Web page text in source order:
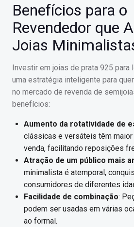
Benefícios para o
Revendedor que
Joias
Investir em joias de prata 925 para
uma estratégia inteligente para
no mercado de revenda de
benefícios:
Aumento da rotatividade de
clássicas e versáteis têm
venda, facilitando reposições
Atração de um público mais
minimalista é atemporal,
consumidores de diferentes
Facilidade de combinação:
podem ser usadas em várias
ao formal.